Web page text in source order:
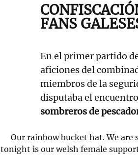
FANS
En el primer partido
aficiones del
miembros de la
disputaba el
sombreros de
Our rainbow bucket hat. We
tonight is our welsh female